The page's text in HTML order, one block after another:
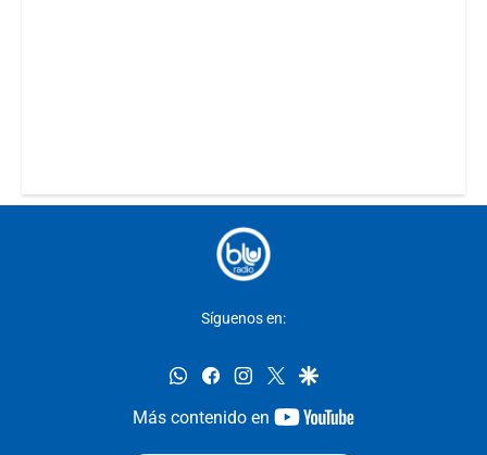
Síguenos en:
whatsappfacebookinstagram
twittergoogle
Más contenido en
youtube-